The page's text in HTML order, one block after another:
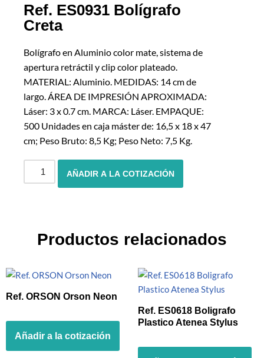
Ref. ES0931 Bolígrafo
Creta
Bolígrafo en Aluminio color mate, sistema de
apertura retráctil y clip color plateado.
MATERIAL: Aluminio. MEDIDAS: 14 cm de
largo. ÁREA DE IMPRESIÓN APROXIMADA:
Láser: 3 x 0.7 cm. MARCA: Láser. EMPAQUE:
500 Unidades en caja máster de: 16,5 x 18 x 47
cm; Peso Bruto: 8,5 Kg; Peso Neto: 7,5 Kg.
AÑADIR A LA COTIZACIÓN
Productos relacionados
Ref. ORSON Orson Neon
Añadir a la cotización
Ref. ES0618 Boligrafo
Plastico Atenea Stylus